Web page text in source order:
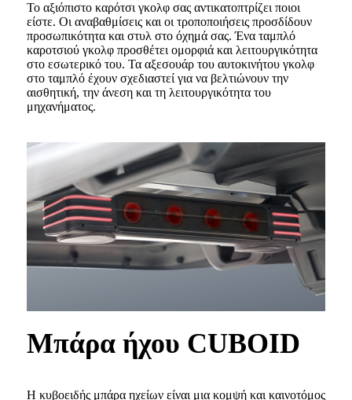
Το αξιόπιστο καρότσι γκολφ σας αντικατοπτρίζει ποιοι
είστε. Οι αναβαθμίσεις και οι τροποποιήσεις προσδίδουν
προσωπικότητα και στυλ στο όχημά σας. Ένα ταμπλό
καροτσιού γκολφ προσθέτει ομορφιά και λειτουργικότητα
στο εσωτερικό του. Τα αξεσουάρ του αυτοκινήτου γκολφ
στο ταμπλό έχουν σχεδιαστεί για να βελτιώνουν την
αισθητική, την άνεση και τη λειτουργικότητα του
μηχανήματος.
Μπάρα ήχου CUBOID
Η κυβοειδής μπάρα ηχείων είναι μια κομψή και καινοτόμος